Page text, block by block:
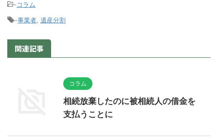
-コラム
-事業者 遺産分割
関連記事
コラム
相続放棄したのに被相続人の借金を
支払うことに